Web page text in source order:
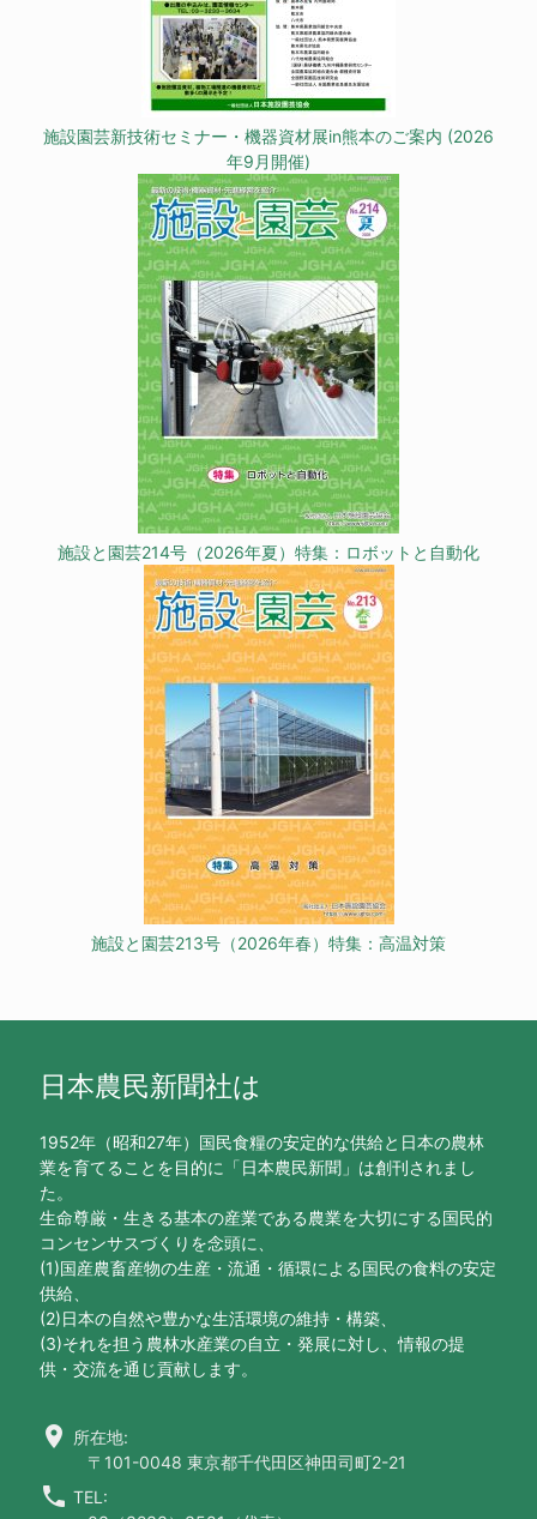
施設園芸新技術セミナー・機器資材展in熊本のご案内 (2026
年9月開催)
施設と園芸214号（2026年夏）特集：ロボットと自動化
施設と園芸213号（2026年春）特集：高温対策
日本農民新聞社は
1952年（昭和27年）国民食糧の安定的な供給と日本の農林
業を育てることを目的に「日本農民新聞」は創刊されまし
た。
生命尊厳・生きる基本の産業である農業を大切にする国民的
コンセンサスづくりを念頭に、
(1)国産農畜産物の生産・流通・循環による国民の食料の安定
供給、
(2)日本の自然や豊かな生活環境の維持・構築、
(3)それを担う農林水産業の自立・発展に対し、情報の提
供・交流を通じ貢献します。
location_on 所在地:
〒101-0048 東京都千代田区神田司町2-21
call TEL: